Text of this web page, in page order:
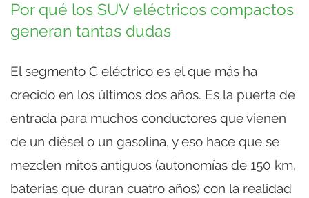
Por qué los SUV eléctricos compactos
generan tantas dudas
El segmento C eléctrico es el que más ha
crecido en los últimos dos años. Es la puerta de
entrada para muchos conductores que vienen
de un diésel o un gasolina, y eso hace que se
mezclen mitos antiguos (autonomías de 150 km,
baterías que duran cuatro años) con la realidad